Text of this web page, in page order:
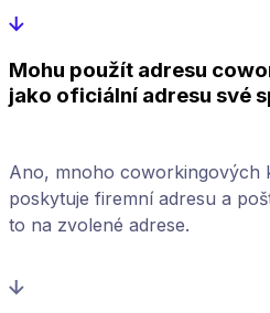
Mohu použít adresu
jako oficiální adresu své
Ano, mnoho coworkingových
poskytuje firemní adresu a
to na zvolené adrese.